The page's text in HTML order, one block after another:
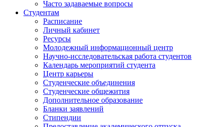
Часто задаваемые вопросы
Студентам
Расписание
Личный кабинет
Ресурсы
Молодежный информационный центр
Научно-исследовательская работа студентов
Календарь мероприятий студента
Центр карьеры
Студенческие объединения
Студенческие общежития
Дополнительное образование
Бланки заявлений
Стипендии